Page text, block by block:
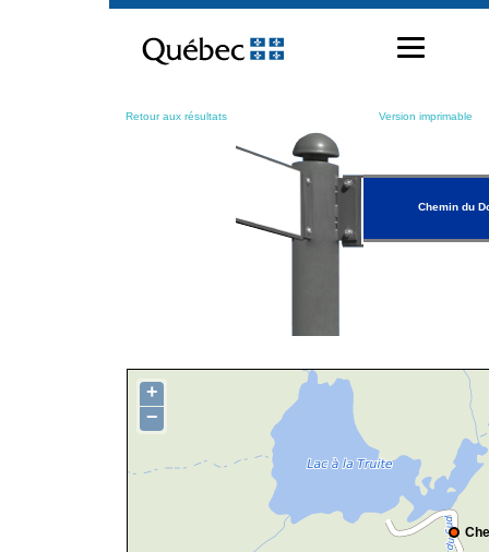
contenu
Retour aux résultats Version imprimable
Chemin du
+
−